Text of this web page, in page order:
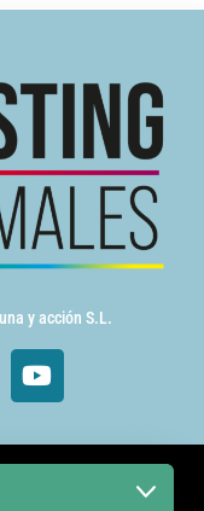
y acción S.L.
TV